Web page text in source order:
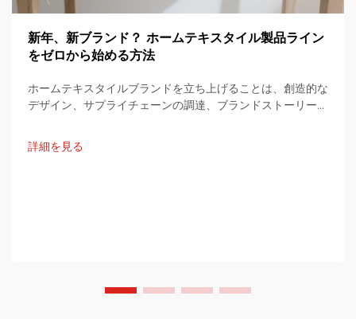
新年、新ブランド？ ホームテキスタイル製品ライン
をゼロから始める方法
ホームテキスタイルブランドを立ち上げることは、創造的な
デザイン、サプライチェーンの調達、ブランドストーリーの
のアイデアから...までの一連のプロセスを網羅した実用的な
ステップバイステップの計画を提供します。
詳細を見る